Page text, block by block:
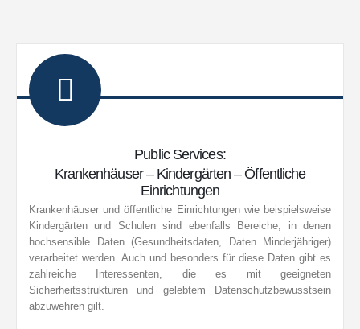
Public Services:
Krankenhäuser – Kindergärten – Öffentliche
Einrichtungen
Krankenhäuser und öffentliche Einrichtungen wie beispielsweise
Kindergärten und Schulen sind ebenfalls Bereiche, in denen
hochsensible Daten (Gesundheitsdaten, Daten Minderjähriger)
verarbeitet werden. Auch und besonders für diese Daten gibt es
zahlreiche Interessenten, die es mit geeigneten
Sicherheitsstrukturen und gelebtem Datenschutzbewusstsein
abzuwehren gilt.